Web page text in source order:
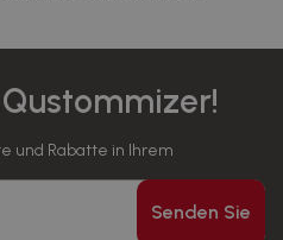
und Rabatte in Ihrem
Senden Sie